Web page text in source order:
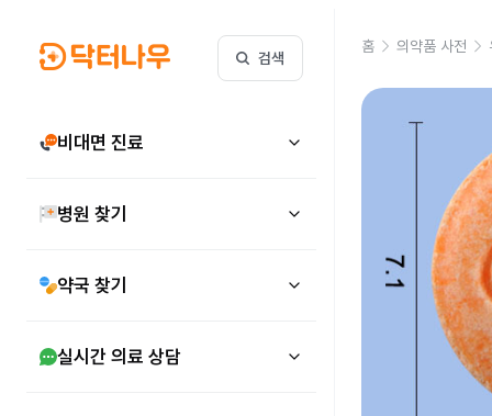
검색
비대면 진료
병원 찾기
약국 찾기
실시간 의료 상담
홈 의약품 사전